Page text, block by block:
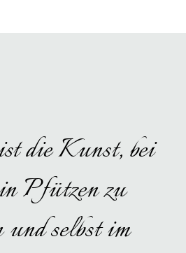
die Kunst, bei
Pfützen zu
und selbst im